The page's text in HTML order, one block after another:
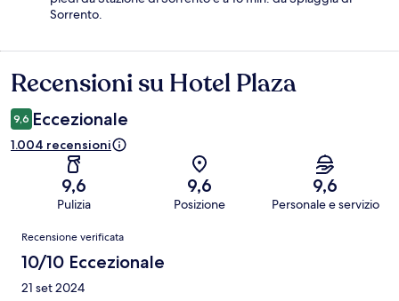
Sorrento.
Recensioni
Recensioni su Hotel Plaza
9,6 Eccezionale
1.004 recensioni
9,6
Pulizia
9,6
Posizione
9,6
Personale e servizio
Recensioni
Recensione verificata
10/10 Eccezionale
21 set 2024